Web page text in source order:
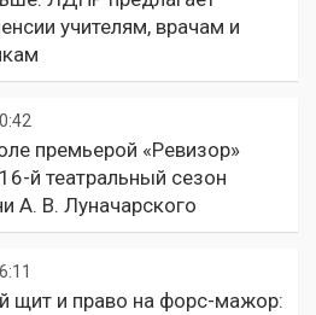
учителям, врачам и
премьерой «Ревизор»
й театральный сезон
А. В. Луначарского
щит и право на форс-мажор: